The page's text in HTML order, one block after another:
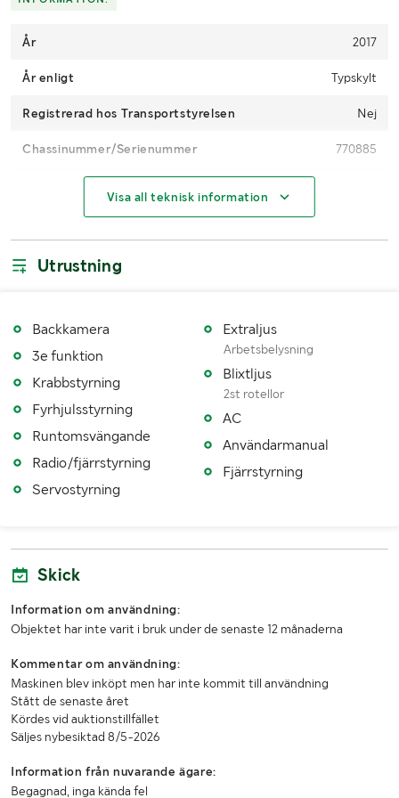
År 2017
År enligt Typskylt
Registrerad hos Transportstyrelsen Nej
Chassinummer/Serienummer 770885
Mätarställning
Redskapsfäste
Lyftkapacitet (kg)
18 (Se enligt tabell)
Lyfthöjd (m)
Däckdimension fram
Antal nycklar
Senaste godkända besiktning
Vikt (kg)
Längd (mm)
Bredd (mm)
Visa all teknisk information
Utrustning
Backkamera
3e funktion
Krabbstyrning
Fyrhjulsstyrning
Runtomsvängande
Radio/fjärrstyrning
Servostyrning
Extraljus
Arbetsbelysning
Blixtljus
2st rotellor
AC
Användarmanual
Fjärrstyrning
Skick
Information om användning:
Objektet har inte varit i bruk under de senaste 12 månaderna
Kommentar om användning:
Maskinen blev inköpt men har inte kommit till användning
Stått de senaste året
Kördes vid auktionstillfället
Säljes nybesiktad 8/5-2026
Information från nuvarande ägare:
Begagnad, inga kända fel